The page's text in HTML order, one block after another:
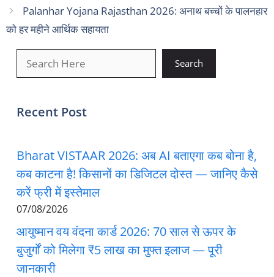
Palanhar Yojana Rajasthan 2026: अनाथ बच्चों के पालनहार
को हर महीने आर्थिक सहायता
Search
Recent Post
Bharat VISTAAR 2026: अब AI बताएगा कब बोना है,
कब काटना है! किसानों का डिजिटल दोस्त — जानिए कैसे
करें फ्री में इस्तेमाल
07/08/2026
आयुष्मान वय वंदना कार्ड 2026: 70 साल से ऊपर के
बुजुर्गों को मिलेगा ₹5 लाख का मुफ्त इलाज — पूरी
जानकारी